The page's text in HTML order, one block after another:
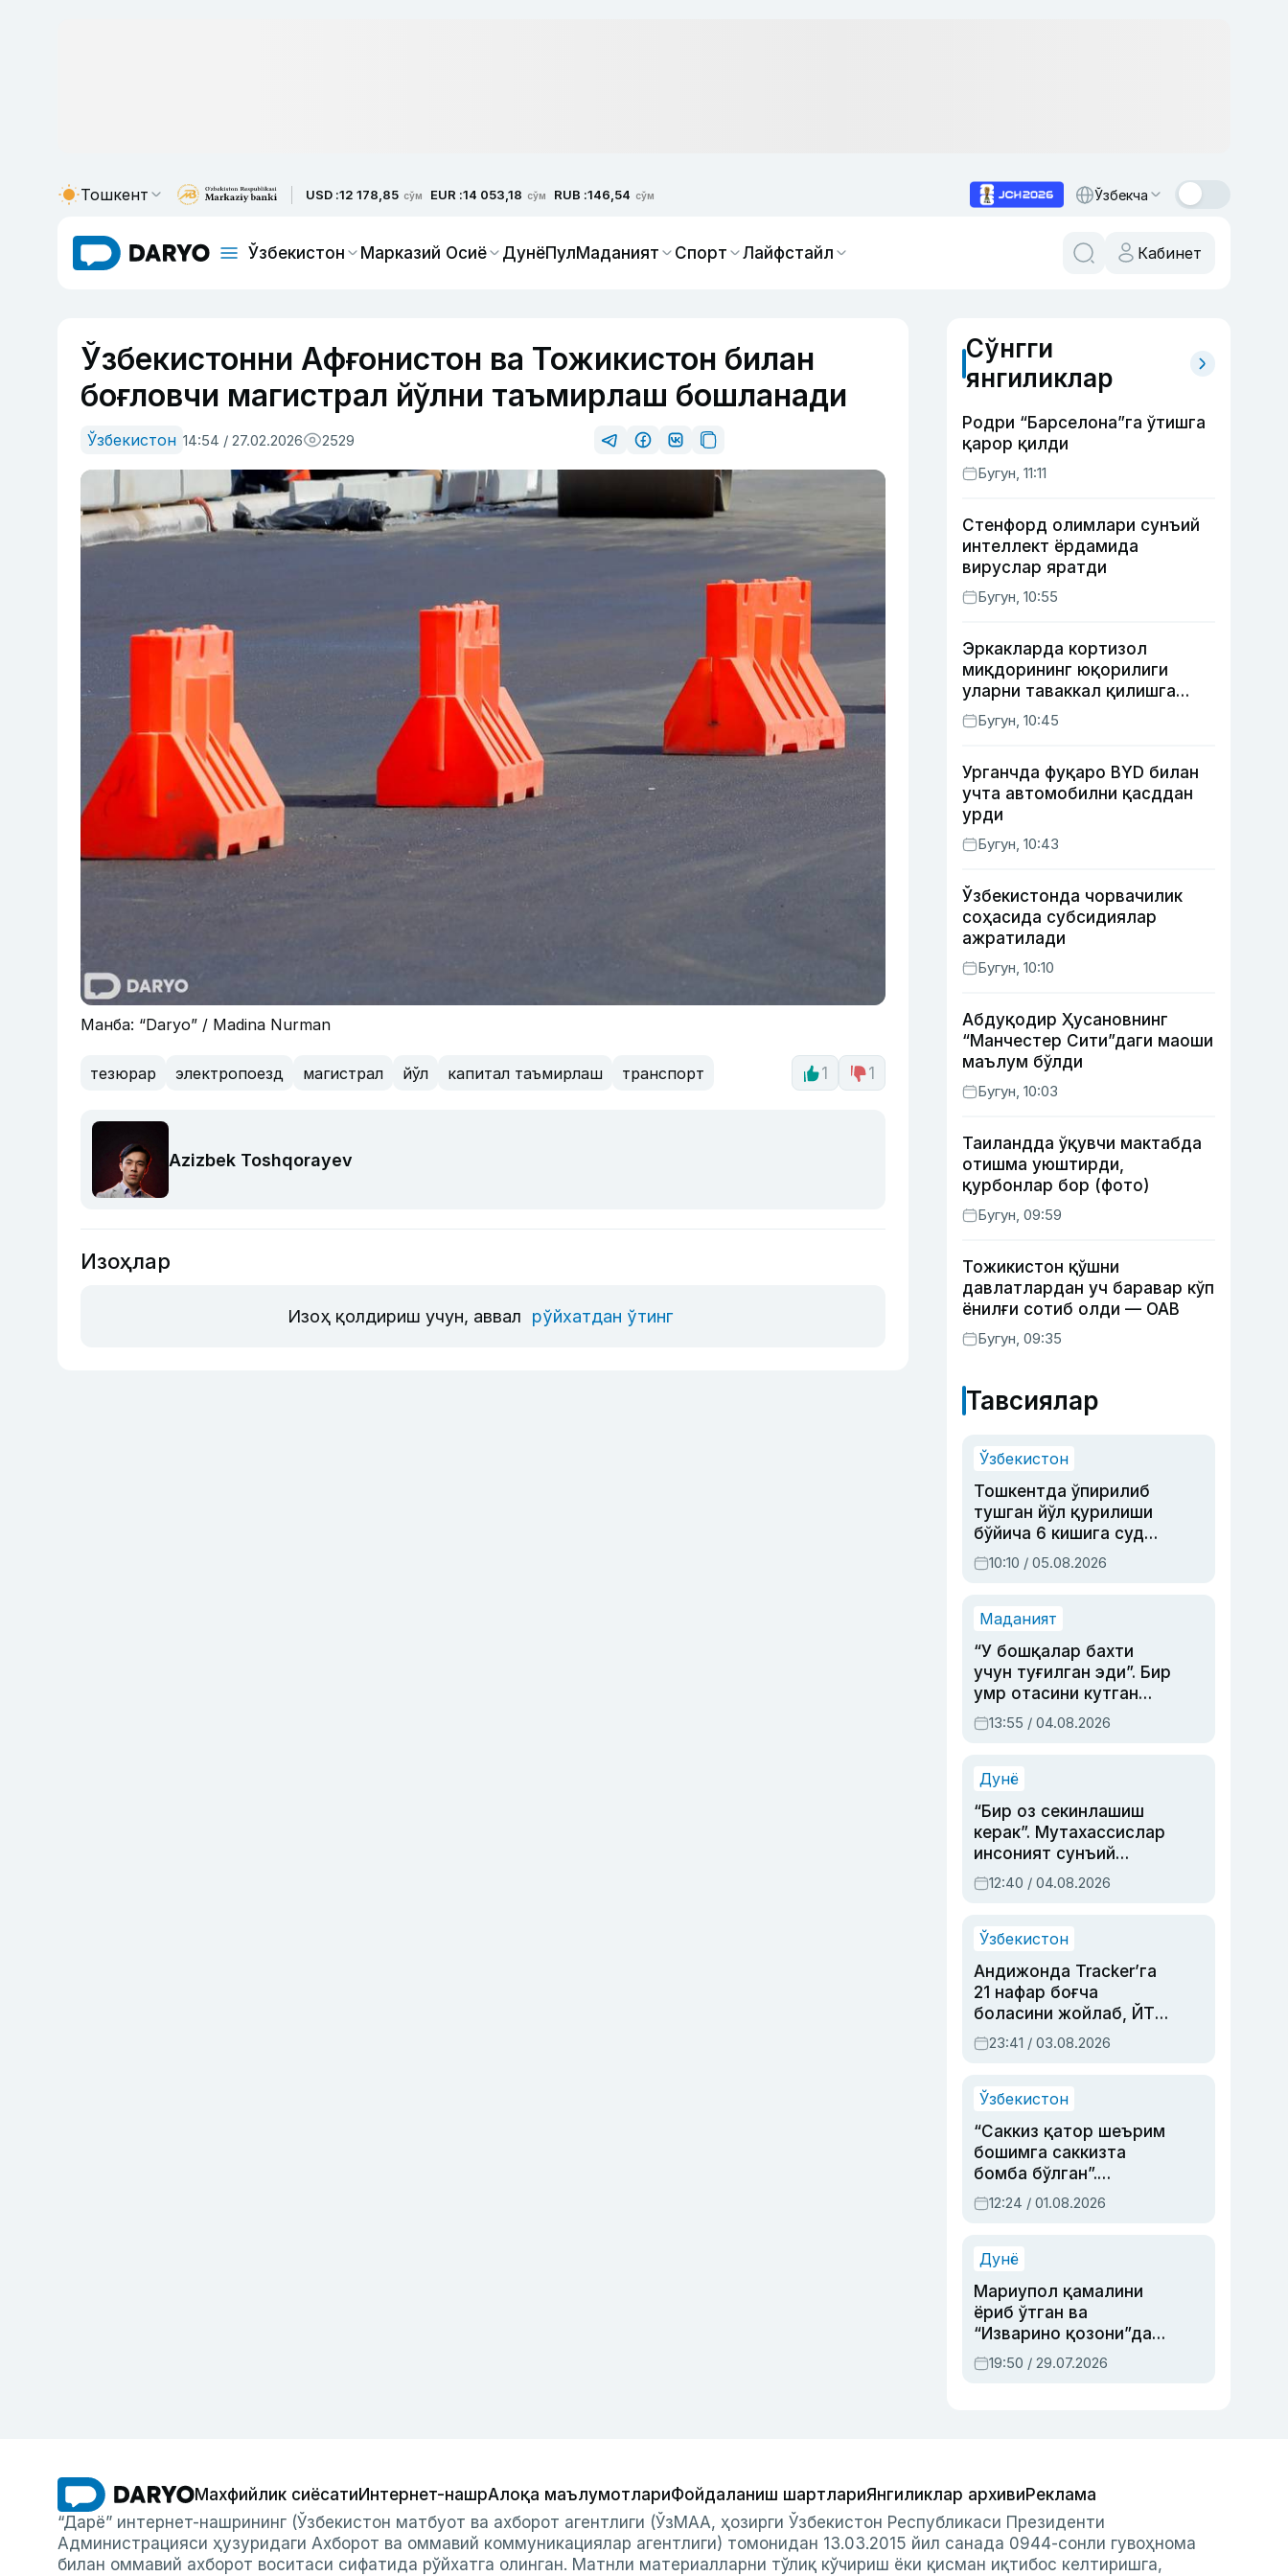
Тошкент USD :12 178,85 сўм EUR :14 053,18 сўм RUB :146,54 сўм Ўзбекча
Ўзбекистон Марказий Осиё ДунёПулМаданият Спорт Лайфстайл Кабинет
Ўзбекистонни Афғонистон ва Тожикистон билан
боғловчи магистрал йўлни таъмирлаш бошланади
Ўзбекистон 14:54 / 27.02.2026 2529
Манба: “Daryo” / Madina Nurman
тезюрар электропоезд магистрал йўл капитал таъмирлаш транспорт 1 1
Azizbek Toshqorayev
Изоҳлар
Изоҳ қолдириш учун, аввал рўйхатдан ўтинг
Сўнгги
янгиликлар
Родри “Барселона”га ўтишга
қарор қилди
Бугун, 11:11
Стенфорд олимлари сунъий
интеллект ёрдамида
вируслар яратди
Бугун, 10:55
Эркакларда кортизол
миқдорининг юқорилиги
уларни таваккал қилишга
Бугун, 10:45
Урганчда фуқаро BYD билан
учта автомобилни қасддан
урди
Бугун, 10:43
Ўзбекистонда чорвачилик
соҳасида субсидиялар
ажратилади
Бугун, 10:10
Абдуқодир Ҳусановнинг
“Манчестер Сити”даги маоши
маълум бўлди
Бугун, 10:03
Таиландда ўқувчи мактабда
отишма уюштирди,
қурбонлар бор (фото)
Бугун, 09:59
Тожикистон қўшни
давлатлардан уч баравар кўп
ёнилғи сотиб олди — ОАВ
Бугун, 09:35
Тавсиялар
Ўзбекистон
Тошкентда ўпирилиб
тушган йўл қурилиши
бўйича 6 кишига суд
ҳукми ўқилди
10:10 / 05.08.2026
Маданият
“У бошқалар бахти
учун туғилган эди”. Бир
умр отасини кутган
актриса ва дубльяж
устаси Римма
синовларга тўла ҳаёти
13:55 / 04.08.2026
Дунё
“Бир оз секинлашиш
керак”. Мутахассислар
инсоният сунъий
интеллектни бошқара
олмай қолишидан
12:40 / 04.08.2026
Ўзбекистон
Андижонда Tracker’га
21 нафар боғча
боласини жойлаб, ЙТҲ
содир этган аёлга суд
ҳукми ўқилди
23:41 / 03.08.2026
Ўзбекистон
“Саккиз қатор шеърим
бошимга саккизта
бомба бўлган”.
Абдулла Ориповни
сиёсий айбловлардан
12:24 / 01.08.2026
Дунё
Мариупол қамалини
ёриб ўтган ва
“Изварино қозони”дан
чиққан қаҳрамон —
Украина армияси бош
19:50 / 29.07.2026
Махфийлик сиёсатиИнтернет-нашрАлоқа маълумотлариФойдаланиш шартлариЯнгиликлар архивиРеклама
“Дарё” интернет-нашрининг (Ўзбекистон матбуот ва ахборот агентлиги (ЎзМАА, ҳозирги Ўзбекистон Республикаси Президенти
Администрацияси ҳузуридаги Ахборот ва оммавий коммуникациялар агентлиги) томонидан 13.03.2015 йил санада 0944-сонли гувоҳнома
билан оммавий ахборот воситаси сифатида рўйхатга олинган. Матнли материалларни тўлиқ кўчириш ёки қисман иқтибос келтиришга,